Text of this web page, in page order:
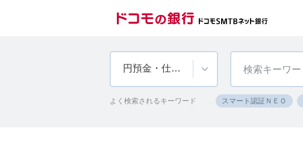
円預金・仕組預金
よく検索されるキーワード スマート認証ＮＥＯ